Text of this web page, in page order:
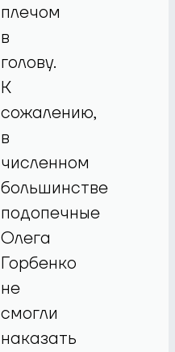
плечом
в
голову.
К
сожалению,
в
численном
большинстве
подопечные
Олега
Горбенко
не
смогли
наказать